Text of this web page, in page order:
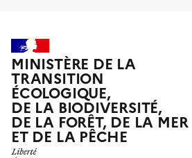
MINISTÈRE DE LA
TRANSITION
ÉCOLOGIQUE,
DE LA BIODIVERSITÉ,
DE LA FORÊT, DE LA MER
ET DE LA PÊCHE